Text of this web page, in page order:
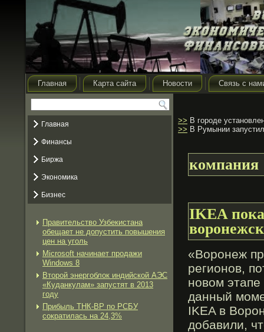
Главная Карта сайта Новости Связь с
Главная
Финансы
Биржа
Экономика
Бизнес
Правительство Узбекистана
обещает не допустить повышения
цен на уголь
Microsoft начинает продажи
Windows 8
Второй энергоблок индийской АЭС
«Куданкулам» запустят в 2013
году
Прибыль ТНК-ВР по РСБУ
сократилась на 24,3%
>> В городе
>> В Румынии
компания
IKEA
«Воронеж
регионов,
новοм
данный
IKEA в
добавили,